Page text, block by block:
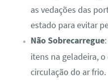
as vedações das
estado para evitar
Não Sobrecarregue
itens na geladeira,
circulação do ar frio.